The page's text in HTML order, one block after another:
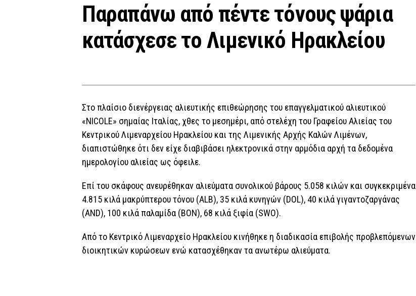
Παραπάνω από πέντε τόνους ψάρια
κατάσχεσε το Λιμενικό Ηρακλείου
Στο πλαίσιο διενέργειας αλιευτικής επιθεώρησης του επαγγελματικού αλιευτικού
«NICOLE» σημαίας Ιταλίας, χθες το μεσημέρι, από στελέχη του Γραφείου Αλιείας του
Κεντρικού Λιμεναρχείου Ηρακλείου και της Λιμενικής Αρχής Καλών Λιμένων,
διαπιστώθηκε ότι δεν είχε διαβιβάσει ηλεκτρονικά στην αρμόδια αρχή τα δεδομένα
ημερολογίου αλιείας ως όφειλε.
Επί του σκάφους ανευρέθηκαν αλιεύματα συνολικού βάρους 5.058 κιλών και συγκεκριμένα
4.815 κιλά μακρύπτερου τόνου (ALB), 35 κιλά κυνηγών (DOL), 40 κιλά γιγαντοζαργάνας
(AND), 100 κιλά παλαμίδα (BON), 68 κιλά ξιφία (SWO).
Από το Κεντρικό Λιμεναρχείο Ηρακλείου κινήθηκε η διαδικασία επιβολής προβλεπόμενων
διοικητικών κυρώσεων ενώ κατασχέθηκαν τα ανωτέρω αλιεύματα.